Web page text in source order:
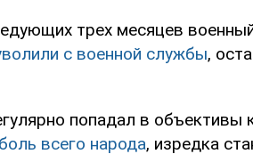
трех месяцев
с военной службы,
попадал в объективы
всего народа, изредка